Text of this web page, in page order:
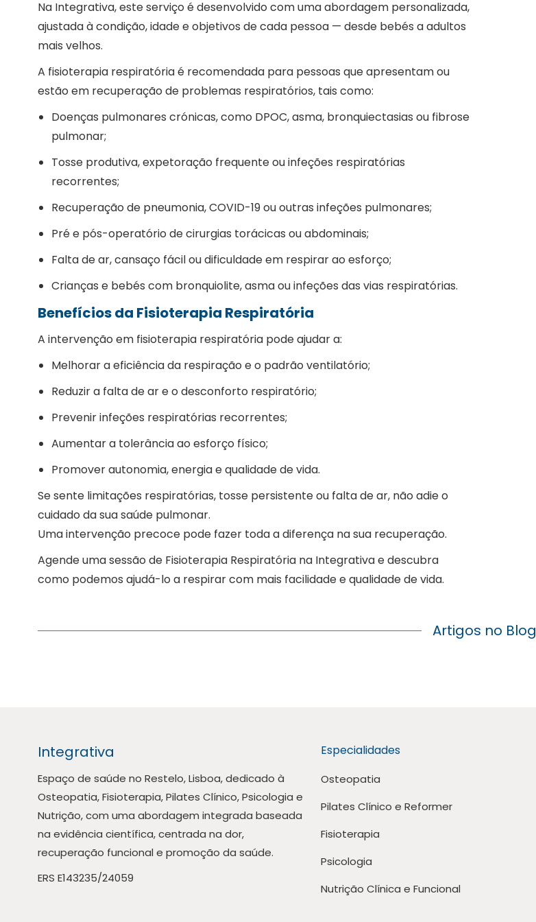
Na Integrativa, este serviço é desenvolvido com uma abordagem personalizada,
ajustada à condição, idade e objetivos de cada pessoa — desde bebés a adultos
mais velhos.
A fisioterapia respiratória é recomendada para pessoas que apresentam ou
estão em recuperação de problemas respiratórios, tais como:
Doenças pulmonares crónicas, como DPOC, asma, bronquiectasias ou fibrose
pulmonar;
Tosse produtiva, expetoração frequente ou infeções respiratórias
recorrentes;
Recuperação de pneumonia, COVID-19 ou outras infeções pulmonares;
Pré e pós-operatório de cirurgias torácicas ou abdominais;
Falta de ar, cansaço fácil ou dificuldade em respirar ao esforço;
Crianças e bebés com bronquiolite, asma ou infeções das vias respiratórias.
Benefícios da Fisioterapia Respiratória
A intervenção em fisioterapia respiratória pode ajudar a:
Melhorar a eficiência da respiração e o padrão ventilatório;
Reduzir a falta de ar e o desconforto respiratório;
Prevenir infeções respiratórias recorrentes;
Aumentar a tolerância ao esforço físico;
Promover autonomia, energia e qualidade de vida.
Se sente limitações respiratórias, tosse persistente ou falta de ar, não adie o
cuidado da sua saúde pulmonar.
Uma intervenção precoce pode fazer toda a diferença na sua recuperação.
Agende uma sessão de Fisioterapia Respiratória na Integrativa e descubra
como podemos ajudá-lo a respirar com mais facilidade e qualidade de vida.
Artigos no Blog
Integrativa
Espaço de saúde no Restelo, Lisboa, dedicado à
Osteopatia, Fisioterapia, Pilates Clínico, Psicologia e
Nutrição, com uma abordagem integrada baseada
na evidência científica, centrada na dor,
recuperação funcional e promoção da saúde.
ERS E143235/24059
Especialidades
Osteopatia
Pilates Clínico e Reformer
Fisioterapia
Psicologia
Nutrição Clínica e Funcional